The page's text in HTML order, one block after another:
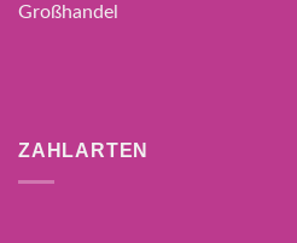
Großhandel
ZAHLARTEN